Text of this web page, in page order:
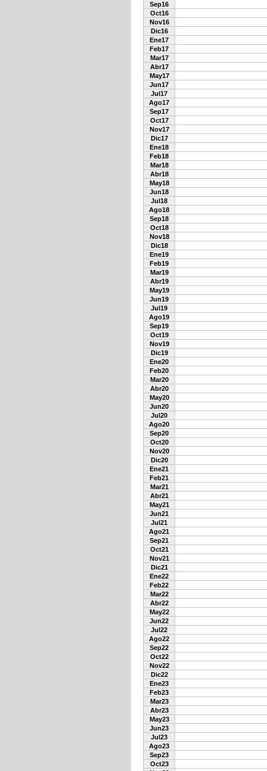
Sep16
Oct16
Nov16
Dic16
Ene17
Feb17
Mar17
Abr17
May17
Jun17
Jul17
Ago17
Sep17
Oct17
Nov17
Dic17
Ene18
Feb18
Mar18
Abr18
May18
Jun18
Jul18
Ago18
Sep18
Oct18
Nov18
Dic18
Ene19
Feb19
Mar19
Abr19
May19
Jun19
Jul19
Ago19
Sep19
Oct19
Nov19
Dic19
Ene20
Feb20
Mar20
Abr20
May20
Jun20
Jul20
Ago20
Sep20
Oct20
Nov20
Dic20
Ene21
Feb21
Mar21
Abr21
May21
Jun21
Jul21
Ago21
Sep21
Oct21
Nov21
Dic21
Ene22
Feb22
Mar22
Abr22
May22
Jun22
Jul22
Ago22
Sep22
Oct22
Nov22
Dic22
Ene23
Feb23
Mar23
Abr23
May23
Jun23
Jul23
Ago23
Sep23
Oct23